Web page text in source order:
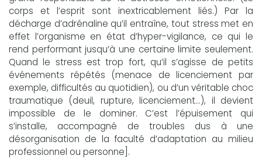
corps et l’esprit sont inextricablement liés.) Par la
décharge d’adrénaline qu’il entraîne, tout stress met en
effet l’organisme en état d’hyper-vigilance, ce qui le
rend performant jusqu’à une certaine limite seulement.
Quand le stress est trop fort, qu’il s’agisse de petits
événements répétés (menace de licenciement par
exemple, difficultés au quotidien), ou d’un véritable choc
traumatique (deuil, rupture, licenciement...), il devient
impossible de le dominer. C’est l’épuisement qui
s’installe, accompagné de troubles dus à une
désorganisation de la faculté d’adaptation au milieu
professionnel ou personne].